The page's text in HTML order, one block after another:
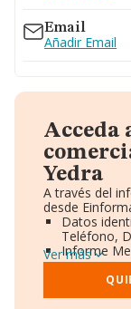
Email
Añadir Email
Acceda
Yedra
A través del
desde
Datos
Teléfono,
Informe
Gráficos
Consejo
Directivos
Ver más